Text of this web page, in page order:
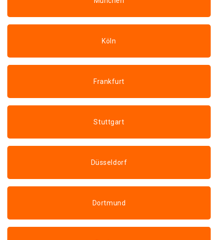
Köln
Frankfurt
Stuttgart
Düsseldorf
Dortmund